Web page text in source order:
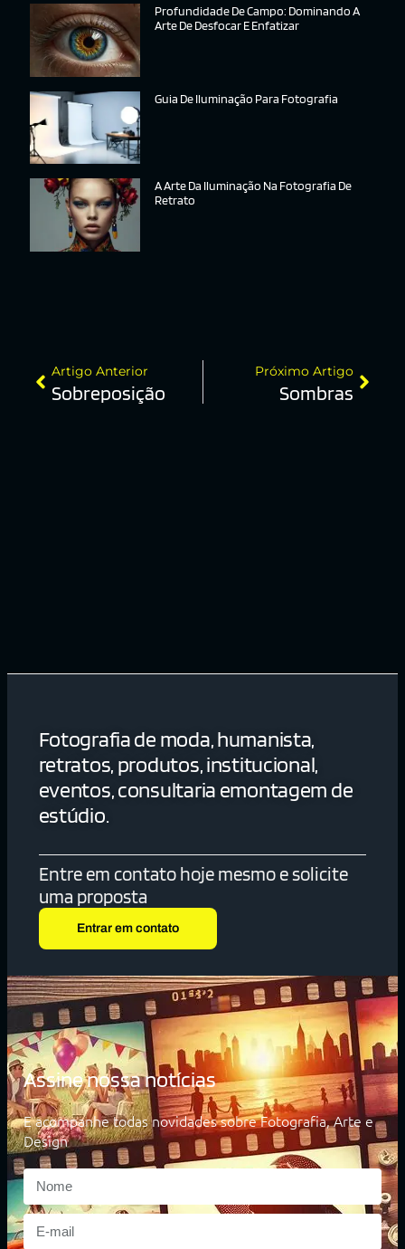
Profundidade De Campo: Dominando A
Arte De Desfocar E Enfatizar
Guia De Iluminação Para Fotografia
A Arte Da Iluminação Na Fotografia De
Retrato
Artigo Anterior
Sobreposição
Próximo Artigo
Sombras
Fotografia de moda, humanista,
retratos, produtos, institucional,
eventos, consultaria emontagem de
estúdio.
Entre em contato hoje mesmo e solicite
uma proposta
Entrar em contato
Assine nossa notícias
E acompanhe todas novidades sobre Fotografia, Arte e
Design